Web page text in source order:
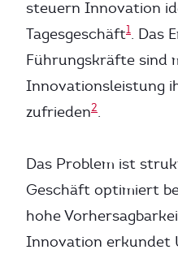
steuern Innovation
Tagesgeschäft1. Das
Führungskräfte sind
Innovationsleistung
zufrieden2.
Das Problem ist
Geschäft optimiert
hohe
Innovation erkundet